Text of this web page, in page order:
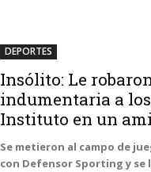
DEPORTES
Insólito: Le
indumentaria a
Instituto en un
Se metieron al campo de
con Defensor Sporting y se